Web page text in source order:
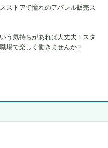
ストアで憧れのアパレル販売ス
う気持ちがあれば大丈夫！スタ
場で楽しく働きませんか？